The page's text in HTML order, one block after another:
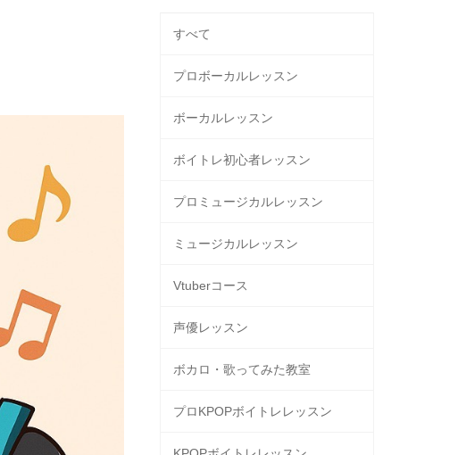
すべて
プロボーカルレッスン
ボーカルレッスン
ボイトレ初心者レッスン
プロミュージカルレッスン
ミュージカルレッスン
Vtuberコース
声優レッスン
ボカロ・歌ってみた教室
プロKPOPボイトレレッスン